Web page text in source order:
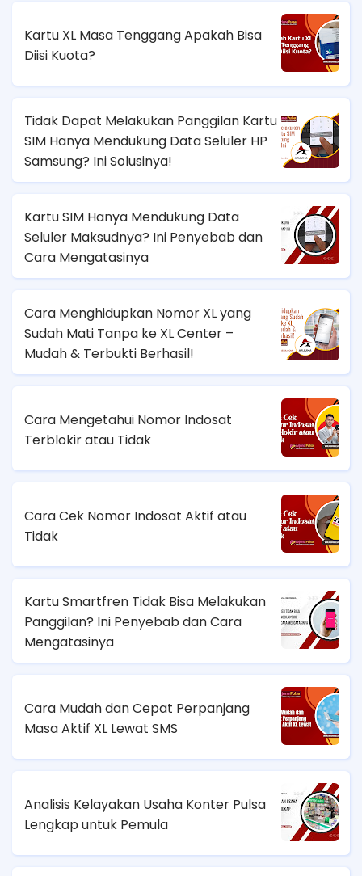
Kartu XL Masa Tenggang Apakah Bisa
Diisi Kuota?
Tidak Dapat Melakukan Panggilan Kartu
SIM Hanya Mendukung Data Seluler HP
Samsung? Ini Solusinya!
Kartu SIM Hanya Mendukung Data
Seluler Maksudnya? Ini Penyebab dan
Cara Mengatasinya
Cara Menghidupkan Nomor XL yang
Sudah Mati Tanpa ke XL Center –
Mudah & Terbukti Berhasil!
Cara Mengetahui Nomor Indosat
Terblokir atau Tidak
Cara Cek Nomor Indosat Aktif atau
Tidak
Kartu Smartfren Tidak Bisa Melakukan
Panggilan? Ini Penyebab dan Cara
Mengatasinya
Cara Mudah dan Cepat Perpanjang
Masa Aktif XL Lewat SMS
Analisis Kelayakan Usaha Konter Pulsa
Lengkap untuk Pemula